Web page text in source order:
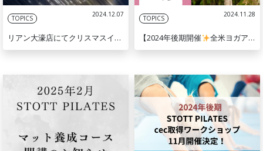
TOPICS 2024.12.07
リアン大濠店にてクリスマスイベント開催します
TOPICS 2024.11.28
【2024年後期開催 全米ヨガアライアンスRYT200】